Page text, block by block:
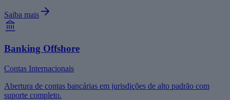
Saiba mais
Banking Offshore
Contas Internacionais
Abertura de contas bancárias em jurisdições de alto padrão com
suporte completo.